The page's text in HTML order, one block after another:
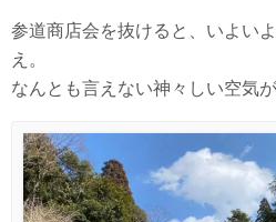
参道商店会を抜けると、いよい
え。
なんとも言えない神々しい空気が